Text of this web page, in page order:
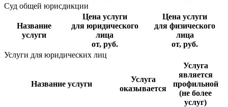
Суд общей юрисдикции
Название
услуги
Цена услуги
для юридического
лица
от, руб.
Цена услуги
для физического
лица
от, руб.
Услуги для юридических лиц
Название услуги
Услуга
оказывается
Услуга
является
профильной
(не более
услуг)